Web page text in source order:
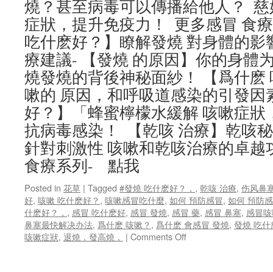
燒？甚至病毒可以傳播給他人？
症狀，提升免疫力！ 更多感冒 食
吃什麽好？】瞭解發燒 對身體的
療建議- 【發燒 的原因】你的身體
燒發燒的背後神秘面紗！ 【爲什麽
嗽的 原因，和呼吸道感染的引發
好？】「蜂蜜檸檬水緩解 咳嗽症
抗病毒感染！ 【乾咳 治療】乾咳
針對刺激性 咳嗽和乾咳治療的卓
食療系列- 點我
Posted in 花草 | Tagged #發燒 吃什麽好？， , 乾咳 治療, 伤风鼻
好, 咳嗽 吃什麽好？ , 咳嗽感冒吃什麼, 如何 預防感冒, 如何 預防
什麽好？， , 感冒 吃什麽好, 感冒 發燒, 感冒 藥, 感冒 鼻塞, 感冒
鼻塞最快解决办法, 爲什麽 咳嗽？ , 爲什麽 會感冒 發燒, 發燒 吃
咳嗽症狀, 退燒，發高燒， | Comments Offon